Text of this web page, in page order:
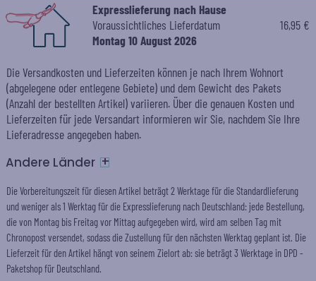
Expresslieferung nach Hause
Voraussichtliches Lieferdatum
Montag 10 August 2026
16,95 €
Die Versandkosten und Lieferzeiten können je nach Ihrem Wohnort
(abgelegene oder entlegene Gebiete) und dem Gewicht des Pakets
(Anzahl der bestellten Artikel) variieren. Über die genauen Kosten und
Lieferzeiten für jede Versandart informieren wir Sie, nachdem Sie Ihre
Lieferadresse angegeben haben.
Andere Länder +
Die Vorbereitungszeit für diesen Artikel beträgt 2 Werktage für die Standardlieferung
und weniger als 1 Werktag für die Expresslieferung nach Deutschland: jede Bestellung,
die von Montag bis Freitag vor Mittag aufgegeben wird, wird am selben Tag mit
Chronopost versendet, sodass die Zustellung für den nächsten Werktag geplant ist. Die
Lieferzeit für den Artikel hängt von seinem Zielort ab: sie beträgt 3 Werktage in DPD -
Paketshop für Deutschland.